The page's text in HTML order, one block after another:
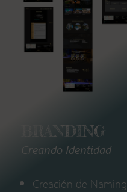
BRANDING
Creando Identidad
Creación de Naming